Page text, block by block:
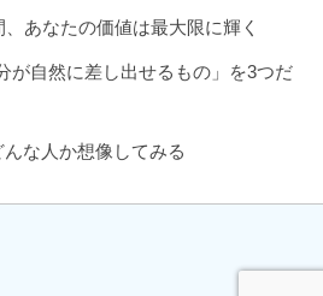
あなたの価値は最大限に輝く
自然に差し出せるもの」を3つだ
な人か想像してみる